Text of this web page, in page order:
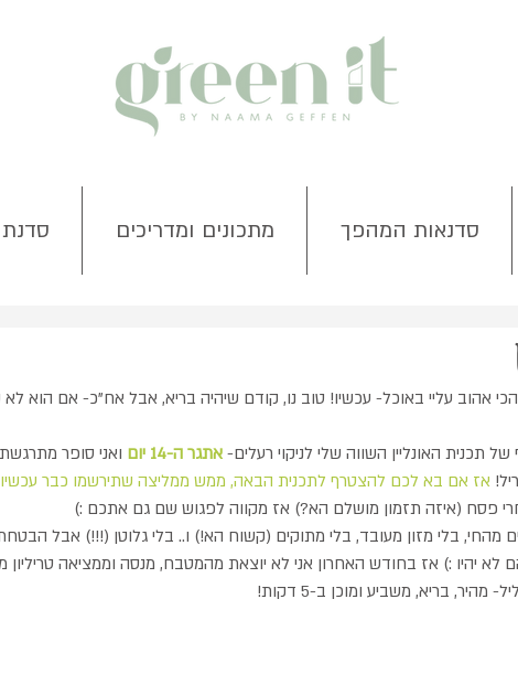
סדנאות המהפך מתכונים ומדריכים סדנת
אהוב עליי באוכל- עכשיו! טוב נו, קודם שיהיה בריא, אבל אח"כ- אם הוא לא
תכנית האונליין השווה שלי לניקוי רעלים- אתגר ה-14 יום
ואני סופר
אז אם בא לכם להצטרף לתכנית הבאה, ממש ממליצה שתירשמו כבר
פסח (איזה תזמון מושלם הא?) אז מקווה לפגוש שם גם אתכם :)
מהחי, בלי מזון מעובד, בלי מתוקים (קשוח הא!) ו.. בלי גלוטן (!!!) אבל
יהיו :) אז בחודש האחרון אני לא יוצאת מהמטבח, מנסה וממציאה טריליון
בריא, משביע ומוכן ב-5 דקות!